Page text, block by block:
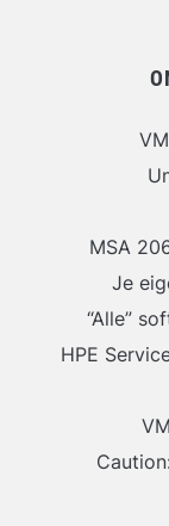
MSA
Je
“Alle”
HPE